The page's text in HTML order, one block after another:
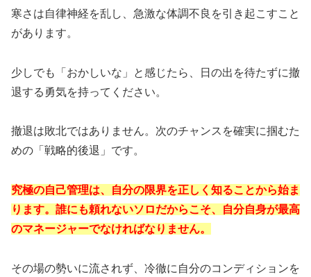
寒さは自律神経を乱し、急激な体調不良を引き起こすこと
があります。
少しでも「おかしいな」と感じたら、日の出を待たずに撤
退する勇気を持ってください。
撤退は敗北ではありません。次のチャンスを確実に掴むた
めの「戦略的後退」です。
究極の自己管理は、自分の限界を正しく知ることから始ま
ります。誰にも頼れないソロだからこそ、自分自身が最高
のマネージャーでなければなりません。
その場の勢いに流されず、冷徹に自分のコンディションを